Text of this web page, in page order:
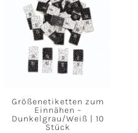
Größenetiketten zum
Einnähen –
Dunkelgrau/Weiß | 10
Stück